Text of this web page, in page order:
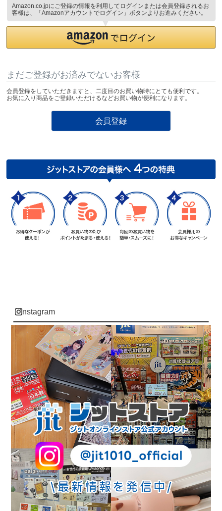
Amazon.co.jpにご登録の情報を利用してログインまたは会員登録されるお
客様は、「Amazonアカウントでログイン」ボタンよりお進みください。
まだご登録がお済みでないお客様
会員登録をしていただきますと、二度目のお買い物時にとても便利です。
お気に入り商品をご登録いただけるなどお買い物が便利になります。
会員登録
instagram